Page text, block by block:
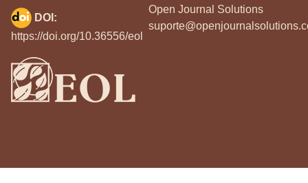
Open Journal Solutions
DOI:
https://doi.org/10.36556/eol